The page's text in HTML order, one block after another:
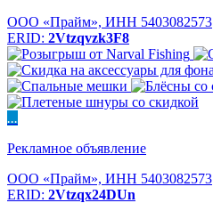
ООО «Прайм», ИНН 5403082573
ERID: 2Vtzqvzk3F8
...
Рекламное объявление
ООО «Прайм», ИНН 5403082573
ERID: 2Vtzqx24DUn